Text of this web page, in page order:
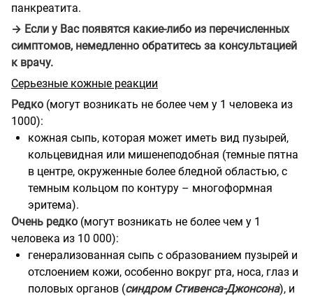
панкреатита.
→ Если у Вас появятся какие-либо из перечисленных
симптомов, немедленно обратитесь за консультацией
к врачу.
Серьезные кожные реакции
Редко (могут возникать не более чем у 1 человека из
1000):
кожная сыпь, которая может иметь вид пузырей,
кольцевидная или мишенеподобная (темные пятна
в центре, окруженные более бледной областью, с
темным кольцом по контуру – многоформная
эритема).
Очень редко (могут возникать не более чем у 1
человека из 10 000):
генерализованная сыпь с образованием пузырей и
отслоением кожи, особенно вокруг рта, носа, глаз и
половых органов (синдром Стивенса-Джонсона), и